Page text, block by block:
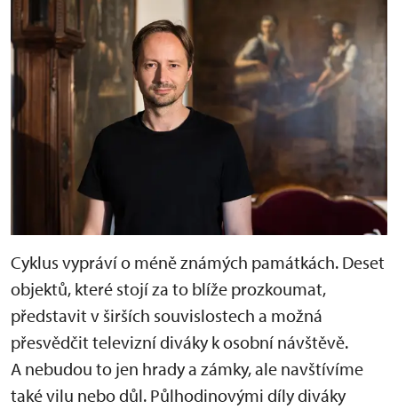
Cyklus vypráví o méně známých památkách. Deset
objektů, které stojí za to blíže prozkoumat,
představit v širších souvislostech a možná
přesvědčit televizní diváky k osobní návštěvě.
A nebudou to jen hrady a zámky, ale navštívíme
také vilu nebo důl. Půlhodinovými díly diváky